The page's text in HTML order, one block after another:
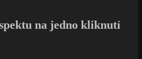
na jedno kliknutí